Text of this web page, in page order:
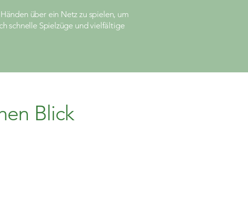
über ein Netz zu spielen, um
schnelle Spielzüge und vielfältige
Blick